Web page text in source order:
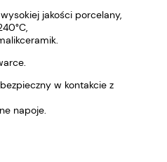
jakości porcelany,
w kontakcie z
napoje.